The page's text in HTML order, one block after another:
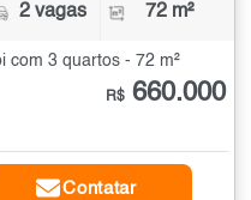
2 vagas 72 m²
com 3 quartos - 72 m²
R$ 660.000
Contatar